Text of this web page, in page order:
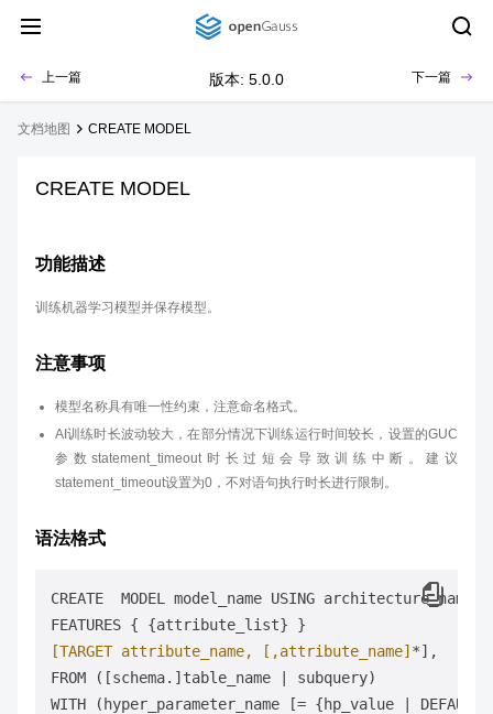
上一篇 版本: 5.0.0 下一篇
文档地图 CREATE MODEL
CREATE MODEL
功能描述
训练机器学习模型并保存模型。
注意事项
模型名称具有唯一性约束，注意命名格式。
AI训练时长波动较大，在部分情况下训练运行时间较长，设置的GUC
参数statement_timeout时长过短会导致训练中断。建议
statement_timeout设置为0，不对语句执行时长进行限制。
语法格式
CREATE  MODEL model_name USING architecture_name
[TARGET attribute_name, [,attribute_name] *],
FROM ([schema.]table_name | subquery)
WITH (hyper_parameter_name [= {hp_value |